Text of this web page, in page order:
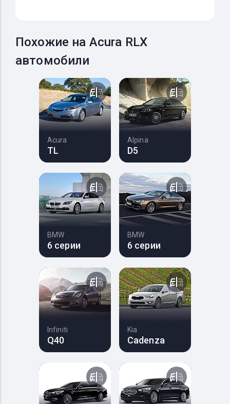
Похожие на Acura RLX
автомобили
Acura
TL
Alpina
D5
BMW
6 серии
BMW
6 серии
Infiniti
Q40
Kia
Cadenza